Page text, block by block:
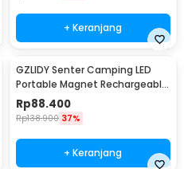
+ Keranjang
GZLIDY Senter Camping LED
Portable Magnet Rechargeable
2000 Lumens Big - W599A
Rp88.400
Rp138.900 37%
+ Keranjang